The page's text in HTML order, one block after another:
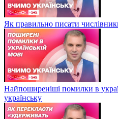
Як правильно писати
Найпоширеніші помилки в
українську